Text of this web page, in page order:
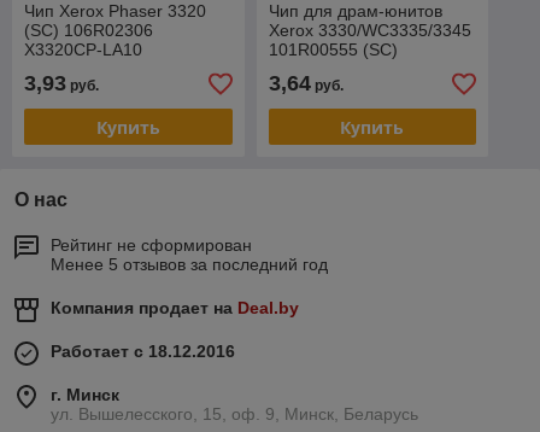
Чип Xerox Phaser 3320
(SC) 106R02306
X3320CP-LA10
3,93 руб.
Купить
Чип для драм-юнитов
Xerox 3330/WC3335/3345
101R00555 (SC)
3,64руб.
Купить
О нас
Рейтинг не сформирован
Менее 5 отзывов за последний год
Компания продает на Deal.by
Работает с 18.12.2016
г. Минск
ул. Вышелесского, 15, оф. 9, Минск, Беларусь